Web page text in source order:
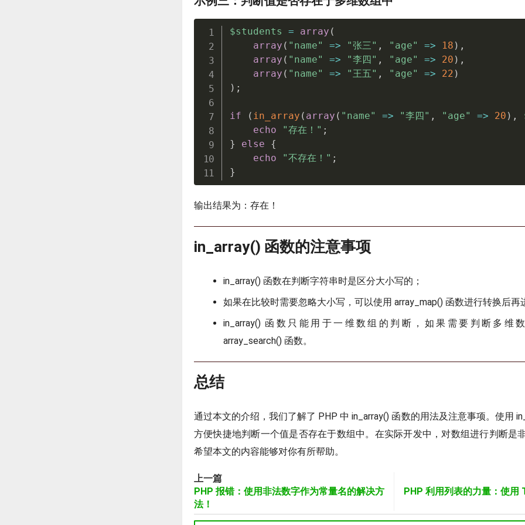
$students = array (
array ( "name" => "张三" , "age" => 18 ) ,
array ( "name" => "李四" , "age" => 20 ) ,
array ( "name" => "王五" , "age" => 22 )
) ;
if ( in_array ( array ( "name" => "李四" , "age" => 20 ) ,
echo
"存在！" ;
}
else
{
echo
"不存在！" ;
}
输出结果为：存在！
in_array() 函数的注意事项
in_array() 函数在判断字符串时是区分大小写的；
如果在比较时需要忽略大小写，可以使用 array_map() 函数进行转换后再
in_array() 函数只能用于一维数组的判断，如果需要判断多维
array_search() 函数。
总结
通过本文的介绍，我们了解了 PHP 中 in_array() 函数的用法及注意事项。使用
方便快捷地判断一个值是否存在于数组中。在实际开发中，对数组进行判断是
希望本文的内容能够对你有所帮助。
上一篇
PHP 报错：使用非法数字作为常量名的解决方
法！
PHP 利用列表的力量：使